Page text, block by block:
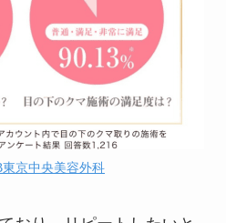
東京中央美容外科